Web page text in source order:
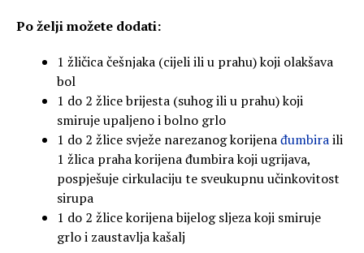
Po želji možete dodati:
1 žličica češnjaka (cijeli ili u prahu) koji olakšava
bol
1 do 2 žlice brijesta (suhog ili u prahu) koji
smiruje upaljeno i bolno grlo
1 do 2 žlice svježe narezanog korijenađumbiraili
1 žlica praha korijena đumbira koji ugrijava,
pospješuje cirkulaciju te sveukupnu učinkovitost
sirupa
1 do 2 žlice korijena bijelog sljeza koji smiruje
grlo i zaustavlja kašalj